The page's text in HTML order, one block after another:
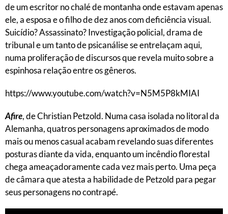
de um escritor no chalé de montanha onde estavam apenas
ele, a esposa e o filho de dez anos com deficiência visual.
Suicídio? Assassinato? Investigação policial, drama de
tribunal e um tanto de psicanálise se entrelaçam aqui,
numa proliferação de discursos que revela muito sobre a
espinhosa relação entre os gêneros.
https://www.youtube.com/watch?v=N5M5P8kMIAI
Afire, de Christian Petzold. Numa casa isolada no litoral da
Alemanha, quatros personagens aproximados de modo
mais ou menos casual acabam revelando suas diferentes
posturas diante da vida, enquanto um incêndio florestal
chega ameaçadoramente cada vez mais perto. Uma peça
de câmara que atesta a habilidade de Petzold para pegar
seus personagens no contrapé.